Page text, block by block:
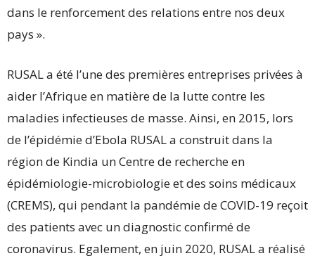
dans le renforcement des relations entre nos deux
pays ».
RUSAL a été l’une des premières entreprises privées à
aider l’Afrique en matière de la lutte contre les
maladies infectieuses de masse. Ainsi, en 2015, lors
de l’épidémie d’Ebola RUSAL a construit dans la
région de Kindia un Centre de recherche en
épidémiologie-microbiologie et des soins médicaux
(CREMS), qui pendant la pandémie de COVID-19 reçoit
des patients avec un diagnostic confirmé de
coronavirus. Egalement, en juin 2020, RUSAL a réalisé